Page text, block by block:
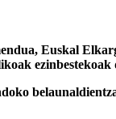
Euskal
ezinbestekoak